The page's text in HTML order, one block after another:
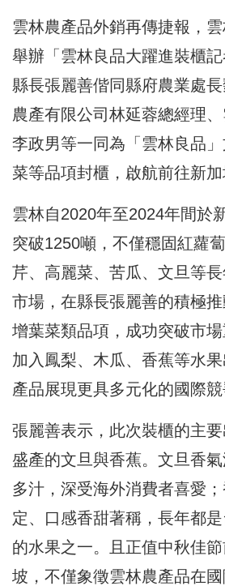
雲林農產品外銷再傳捷報，
舉辦「雲林良品大躍進裝櫃
縣長張麗善偕同縣府農業處
農產有限公司林延蓉總經理
李政男等一同為「雲林良品
菜等品項封櫃，啟航前往新加
雲林自2020年至2024年間於
突破1250噸，不僅穩固紅蘿
芹、高麗菜、苦瓜、文旦等
市場，在縣長張麗善的積極
增葉菜類品項，成功突破市
加入鳳梨、木瓜、香蕉等水
產品展現更具多元化的國際競
張麗善表示，此次裝櫃的主
盛產的文旦與香蕉。文旦香
多汁，深受海外消費者喜愛
定、口感香甜著稱，長年都
的水果之一。且正值中秋佳
坡，不僅象徵雲林農產品在